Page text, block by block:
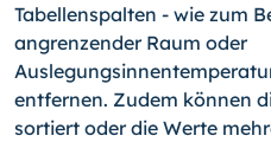
Tabellenspalten - wie zum
angrenzender Raum oder
entfernen. Zudem können
sortiert oder die Werte